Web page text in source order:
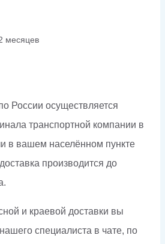
месяцев
России осуществляется
транспортной компании в
в вашем населённом пункте
производится до
и краевой доставки вы
специалиста в чате, по